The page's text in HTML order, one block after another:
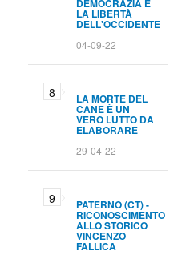
DEMOCRAZIA E
LA LIBERTÀ
DELL'OCCIDENTE
04-09-22
LA MORTE DEL
CANE È UN
VERO LUTTO DA
ELABORARE
29-04-22
PATERNÒ (CT) -
RICONOSCIMENTO
ALLO STORICO
VINCENZO
FALLICA